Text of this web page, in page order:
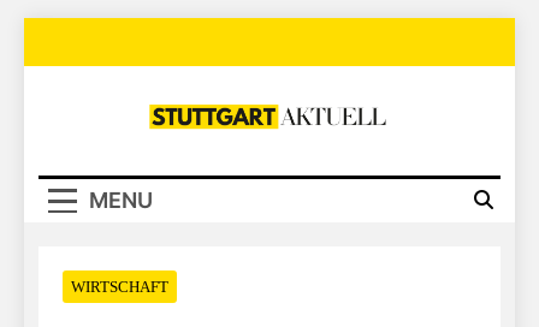
Stuttgart Aktuell
MENU
WIRTSCHAFT